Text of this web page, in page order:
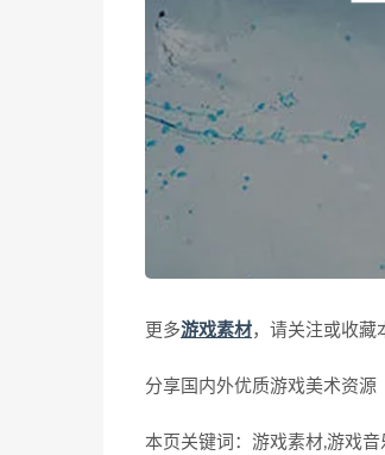
更多游戏素材，请关注或收藏
分享国内外优质游戏美术资源
本页关键词：游戏素材,游戏音